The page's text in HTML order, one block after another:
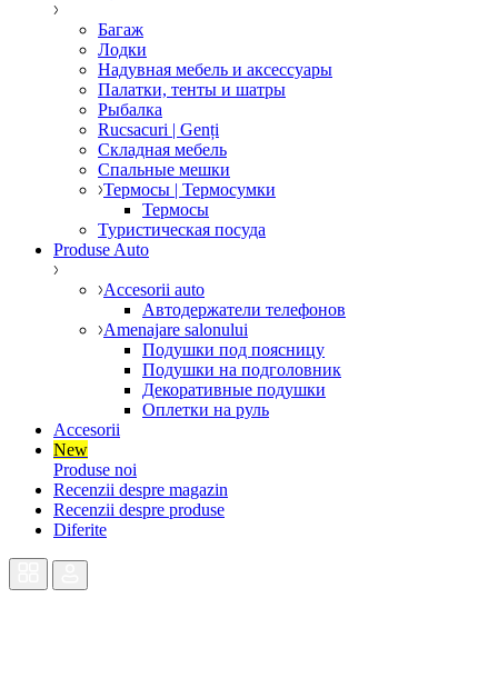
Багаж
Лодки
Надувная мебель и аксессуары
Палатки, тенты и шатры
Рыбалка
Rucsacuri | Genți
Складная мебель
Спальные мешки
Термосы | Термосумки
Термосы
Туристическая посуда
Produse Auto
Accesorii auto
Автодержатели телефонов
Amenajare salonului
Подушки под поясницу
Подушки на подголовник
Декоративные подушки
Оплетки на руль
Accesorii
New
Produse noi
Recenzii despre magazin
Recenzii despre produse
Diferite